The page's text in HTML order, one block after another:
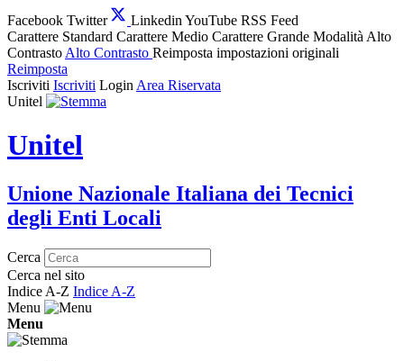
Facebook Twitter Linkedin YouTube RSS Feed
Carattere Standard Carattere Medio Carattere Grande Modalità Alto
Contrasto Alto Contrasto Reimposta impostazioni originali
Reimposta
Iscriviti Iscriviti Login Area Riservata
Unitel
Unitel
Unione Nazionale Italiana dei Tecnici
degli Enti Locali
Cerca
Cerca nel sito
Indice A-Z Indice A-Z
Menu
Menu